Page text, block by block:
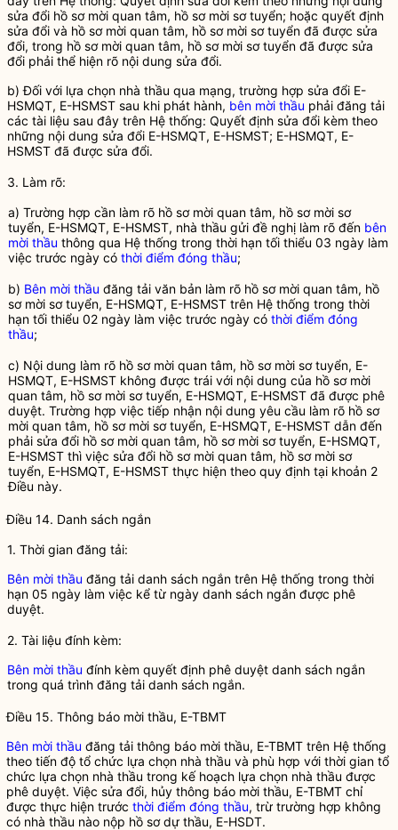
sửa đổi hồ sơ mời quan tâm, hồ sơ mời sơ tuyển; hoặc quyết định
sửa đổi và hồ sơ mời quan tâm, hồ sơ mời sơ tuyển đã được sửa
đổi, trong hồ sơ mời quan tâm, hồ sơ mời sơ tuyển đã được sửa
đổi phải thể hiện rõ nội dung sửa đổi.
b) Đối với lựa chọn nhà thầu qua mạng, trường hợp sửa đổi E-
HSMQT, E-HSMST sau khi phát hành, bên mời thầu phải đăng tải
các tài liệu sau đây trên Hệ thống: Quyết định sửa đổi kèm theo
những nội dung sửa đổi E-HSMQT, E-HSMST; E-HSMQT, E-
HSMST đã được sửa đổi.
3. Làm rõ:
a) Trường hợp cần làm rõ hồ sơ mời quan tâm, hồ sơ mời sơ
tuyển, E-HSMQT, E-HSMST, nhà thầu gửi đề nghị làm rõ đến bên
mời thầu thông qua Hệ thống trong thời hạn tối thiểu 03 ngày làm
việc trước ngày có thời điểm đóng thầu;
b) Bên mời thầu đăng tải văn bản làm rõ hồ sơ mời quan tâm, hồ
sơ mời sơ tuyển, E-HSMQT, E-HSMST trên Hệ thống trong thời
hạn tối thiểu 02 ngày làm việc trước ngày có thời điểm đóng
thầu;
c) Nội dung làm rõ hồ sơ mời quan tâm, hồ sơ mời sơ tuyển, E-
HSMQT, E-HSMST không được trái với nội dung của hồ sơ mời
quan tâm, hồ sơ mời sơ tuyển, E-HSMQT, E-HSMST đã được phê
duyệt. Trường hợp việc tiếp nhận nội dung yêu cầu làm rõ hồ sơ
mời quan tâm, hồ sơ mời sơ tuyển, E-HSMQT, E-HSMST dẫn đến
phải sửa đổi hồ sơ mời quan tâm, hồ sơ mời sơ tuyển, E-HSMQT,
E-HSMST thì việc sửa đổi hồ sơ mời quan tâm, hồ sơ mời sơ
tuyển, E-HSMQT, E-HSMST thực hiện theo quy định tại khoản 2
Điều này.
Điều 14. Danh sách ngắn
1. Thời gian đăng tải:
Bên mời thầu đăng tải danh sách ngắn trên Hệ thống trong thời
hạn 05 ngày làm việc kể từ ngày danh sách ngắn được phê
duyệt.
2. Tài liệu đính kèm:
Bên mời thầu đính kèm quyết định phê duyệt danh sách ngắn
trong quá trình đăng tải danh sách ngắn.
Điều 15. Thông báo mời thầu, E-TBMT
Bên mời thầu đăng tải thông báo mời thầu, E-TBMT trên Hệ thống
theo tiến độ tổ chức lựa chọn nhà thầu và phù hợp với thời gian tổ
chức lựa chọn nhà thầu trong kế hoạch lựa chọn nhà thầu được
phê duyệt. Việc sửa đổi, hủy thông báo mời thầu, E-TBMT chỉ
được thực hiện trước thời điểm đóng thầu, trừ trường hợp không
có nhà thầu nào nộp hồ sơ dự thầu, E-HSDT.